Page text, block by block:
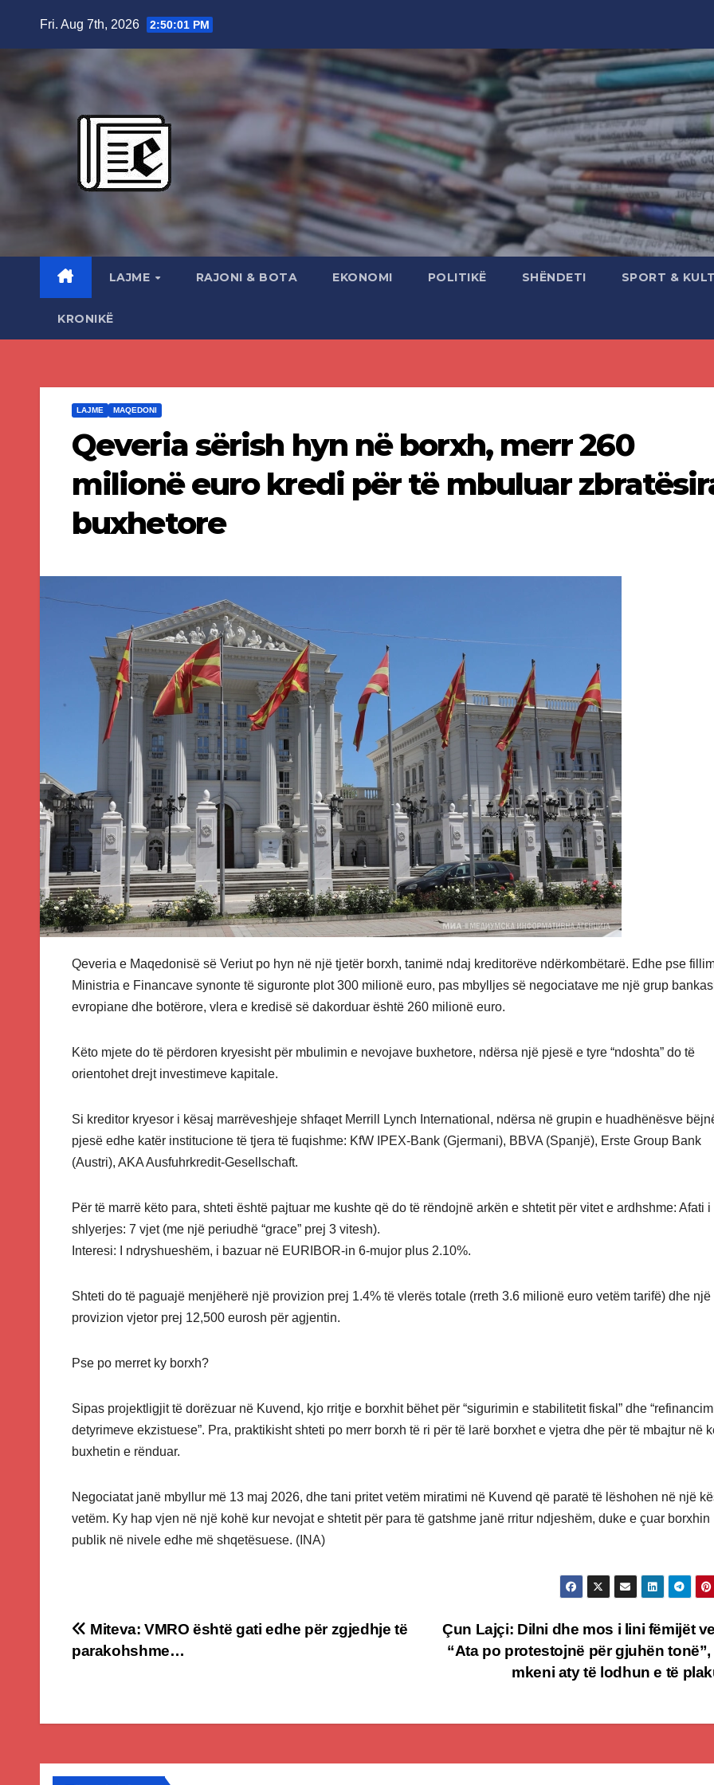
Fri. Aug 7th, 2026 2:50:02 PM
LAJME RAJONI & BOTA EKONOMI POLITIKË SHËNDETI SPORT &
KRONIKË
LAJME MAQEDONI
Qeveria sërish hyn në borxh, merr 260
milionë euro kredi për të mbuluar
buxhetore
Qeveria e Maqedonisë së Veriut po hyn në një tjetër borxh, tanimë ndaj kreditorëve ndërkombëtarë. Edhe pse
Ministria e Financave synonte të siguronte plot 300 milionë euro, pas mbylljes së negociatave me një grup
evropiane dhe botërore, vlera e kredisë së dakorduar është 260 milionë euro.
Këto mjete do të përdoren kryesisht për mbulimin e nevojave buxhetore, ndërsa një pjesë e tyre “ndoshta” do të
orientohet drejt investimeve kapitale.
Si kreditor kryesor i kësaj marrëveshjeje shfaqet Merrill Lynch International, ndërsa në grupin e huadhënësve
pjesë edhe katër institucione të tjera të fuqishme: KfW IPEX-Bank (Gjermani), BBVA (Spanjë), Erste Group Bank
(Austri), AKA Ausfuhrkredit-Gesellschaft.
Për të marrë këto para, shteti është pajtuar me kushte që do të rëndojnë arkën e shtetit për vitet e ardhshme: Afati i
shlyerjes: 7 vjet (me një periudhë “grace” prej 3 vitesh).
Interesi: I ndryshueshëm, i bazuar në EURIBOR-in 6-mujor plus 2.10%.
Shteti do të paguajë menjëherë një provizion prej 1.4% të vlerës totale (rreth 3.6 milionë euro vetëm tarifë) dhe një
provizion vjetor prej 12,500 eurosh për agjentin.
Pse po merret ky borxh?
Sipas projektligjit të dorëzuar në Kuvend, kjo rritje e borxhit bëhet për “sigurimin e stabilitetit fiskal” dhe
detyrimeve ekzistuese”. Pra, praktikisht shteti po merr borxh të ri për të larë borxhet e vjetra dhe për të mbajtur në
buxhetin e rënduar.
Negociatat janë mbyllur më 13 maj 2026, dhe tani pritet vetëm miratimi në Kuvend që paratë të lëshohen në një
vetëm. Ky hap vjen në një kohë kur nevojat e shtetit për para të gatshme janë rritur ndjeshëm, duke e çuar borxhin
publik në nivele edhe më shqetësuese. (INA)
Post
navigation
Çun Lajçi: Dilni dhe mos i lini fëmijët
“Ata po protestojnë për gjuhën tonë”,
mkeni aty të lodhun e të
Miteva: VMRO është gati edhe për zgjedhje të
parakohshme…